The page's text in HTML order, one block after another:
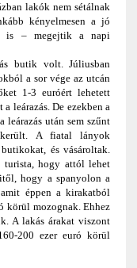
lakók nem sétálnak
kényelmesen a jó
is – megejtik a napi
butik volt. Júliusban
a sor vége az utcán
1-3 euróért lehetett
leárazás. De ezekben a
leárazás után sem szűnt
A fiatal lányok
és vásároltak.
hogy attól lehet
hogy a spanyolon a
éppen a kirakatból
körül mozognak. Ehhez
A lakás árakat viszont
200 ezer euró körül